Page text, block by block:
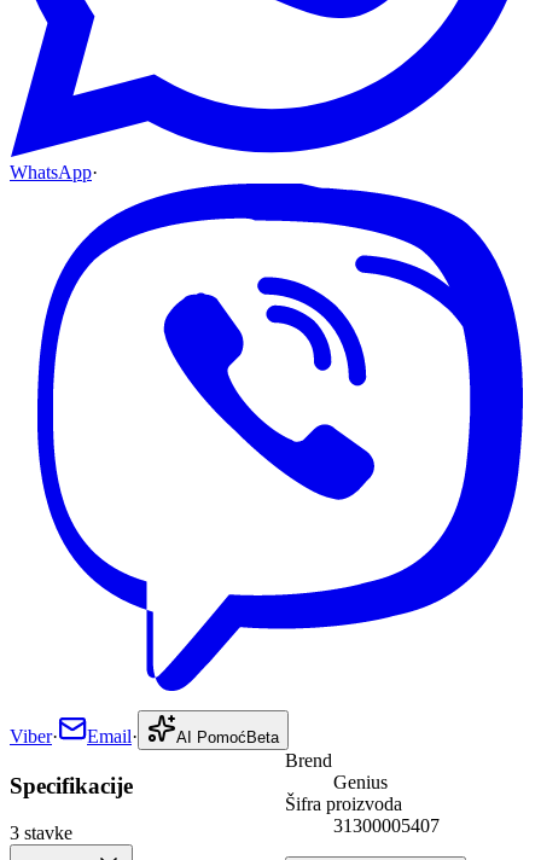
WhatsApp·
Viber· Email· AI Pomoć Beta
Specifikacije
3 stavke
Brend
Genius
Šifra proizvoda
31300005407